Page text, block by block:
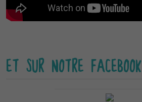
ET SUR NOTRE FACEBOOK